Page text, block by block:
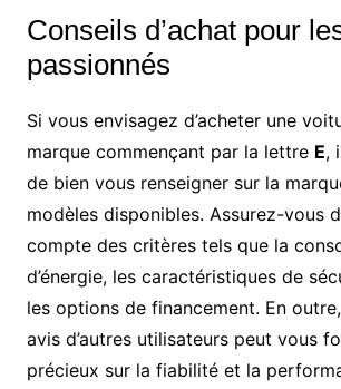
Conseils d’achat pour
passionnés
Si vous envisagez d’acheter une
marque commençant par la lettre E,
de bien vous renseigner sur la
modèles disponibles. Assurez-vous
compte des critères tels que la
d’énergie, les caractéristiques de
les options de financement. En
avis d’autres utilisateurs peut vous
précieux sur la fiabilité et la